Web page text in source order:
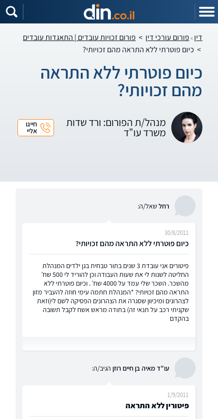
דין פורום עורכי דין > פורום זכויות עובדים | התאגדות עובדים
> כיום פוטרתי ללא התראה מהם זכויותי?
כיום פוטרתי ללא התראה
מהם זכויותי?
מנהל/ת הפורום: ורד שדות
משרד עו"ד
חייגו
אליי
רחלשאל/ה:
כיום פוטרתי ללא התראה מהם זכויותי?
30/8/2011
פיטורים אני עובדת 3 שנים בתור טבחית בגן ילדים המנהלת
החליטה לשנות לי את שעות העבודה וכן להוריד לי 500 שח'
מהשכר. השכר שלי עמד על 4000 שח' . וכיום פוטרתי ללא
התראה מהם זכויותי? *המנהלת חתמה עימי חוזה להעביר מזון
לצהרונים ומיכיוון שסגרה את הצהרונים הפסיקה לשם לי(וזאת
שקניתי רכב על תנאי זה) בתודה מראש אשח לקבל תשובה
בהקדם
עו"ד מאיה בן חיים רוזן הגיב/ה:
פיטורין ללא התראה
1/9/2011